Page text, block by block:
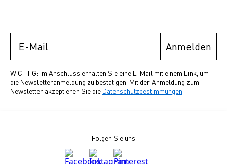
Anmelden
WICHTIG: Im Anschluss erhalten Sie eine E-Mail mit einem Link, um
die Newsletteranmeldung zu bestätigen. Mit der Anmeldung zum
Newsletter akzeptieren Sie die Datenschutzbestimmungen
Folgen Sie uns